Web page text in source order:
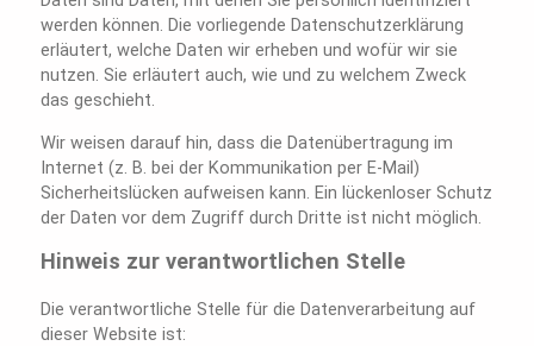
werden können. Die vorliegende Datenschutzerklärung
erläutert, welche Daten wir erheben und wofür wir sie
nutzen. Sie erläutert auch, wie und zu welchem Zweck
das geschieht.
Wir weisen darauf hin, dass die Datenübertragung im
Internet (z. B. bei der Kommunikation per E-Mail)
Sicherheitslücken aufweisen kann. Ein lückenloser Schutz
der Daten vor dem Zugriff durch Dritte ist nicht möglich.
Hinweis zur verantwortlichen Stelle
Die verantwortliche Stelle für die Datenverarbeitung auf
dieser Website ist: